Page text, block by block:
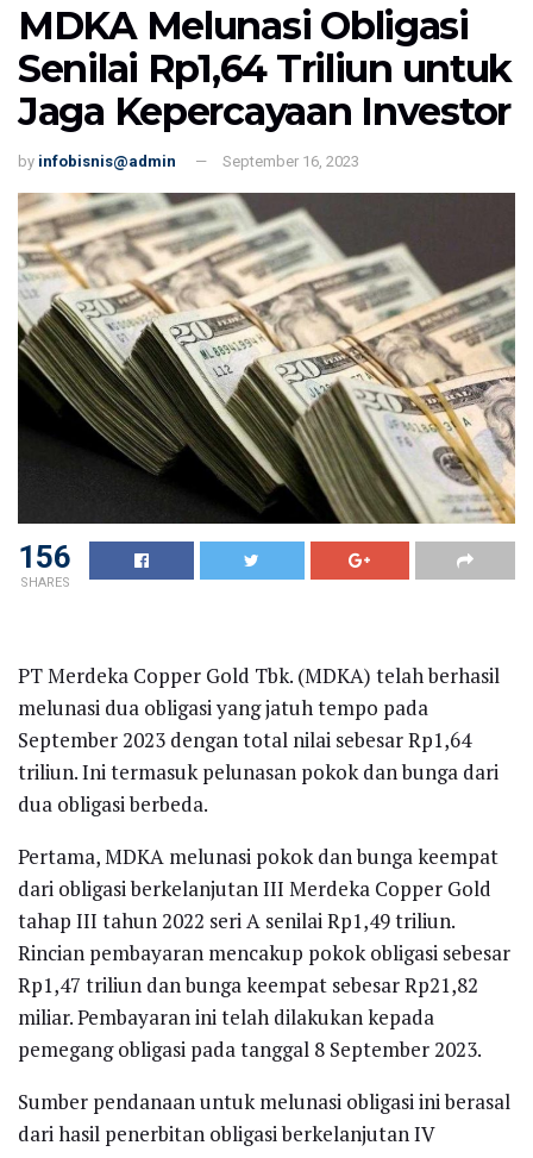
MDKA Melunasi Obligasi
Senilai Rp1,64 Triliun untuk
Jaga Kepercayaan Investor
by infobisnis@admin September 16, 2023
156
SHARES
PT Merdeka Copper Gold Tbk. (MDKA) telah berhasil
melunasi dua obligasi yang jatuh tempo pada
September 2023 dengan total nilai sebesar Rp1,64
triliun. Ini termasuk pelunasan pokok dan bunga dari
dua obligasi berbeda.
Pertama, MDKA melunasi pokok dan bunga keempat
dari obligasi berkelanjutan III Merdeka Copper Gold
tahap III tahun 2022 seri A senilai Rp1,49 triliun.
Rincian pembayaran mencakup pokok obligasi sebesar
Rp1,47 triliun dan bunga keempat sebesar Rp21,82
miliar. Pembayaran ini telah dilakukan kepada
pemegang obligasi pada tanggal 8 September 2023.
Sumber pendanaan untuk melunasi obligasi ini berasal
dari hasil penerbitan obligasi berkelanjutan IV